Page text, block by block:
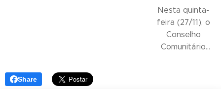
extenso e
altamente
Nesta quinta-
feira (27/11), o
Conselho
Comunitário
Share